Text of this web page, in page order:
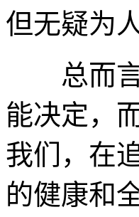
但无疑为
总而言
能决定，
我们，在
的健康和